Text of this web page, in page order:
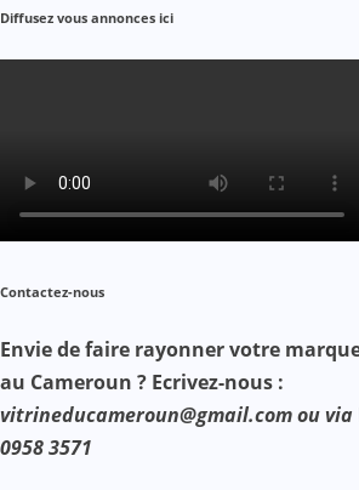
Diffusez vous annonces ici
Contactez-nous
Envie de faire rayonner votre
au Cameroun ? Ecrivez-nous :
vitrineducameroun@gmail.com ou via
0958 3571